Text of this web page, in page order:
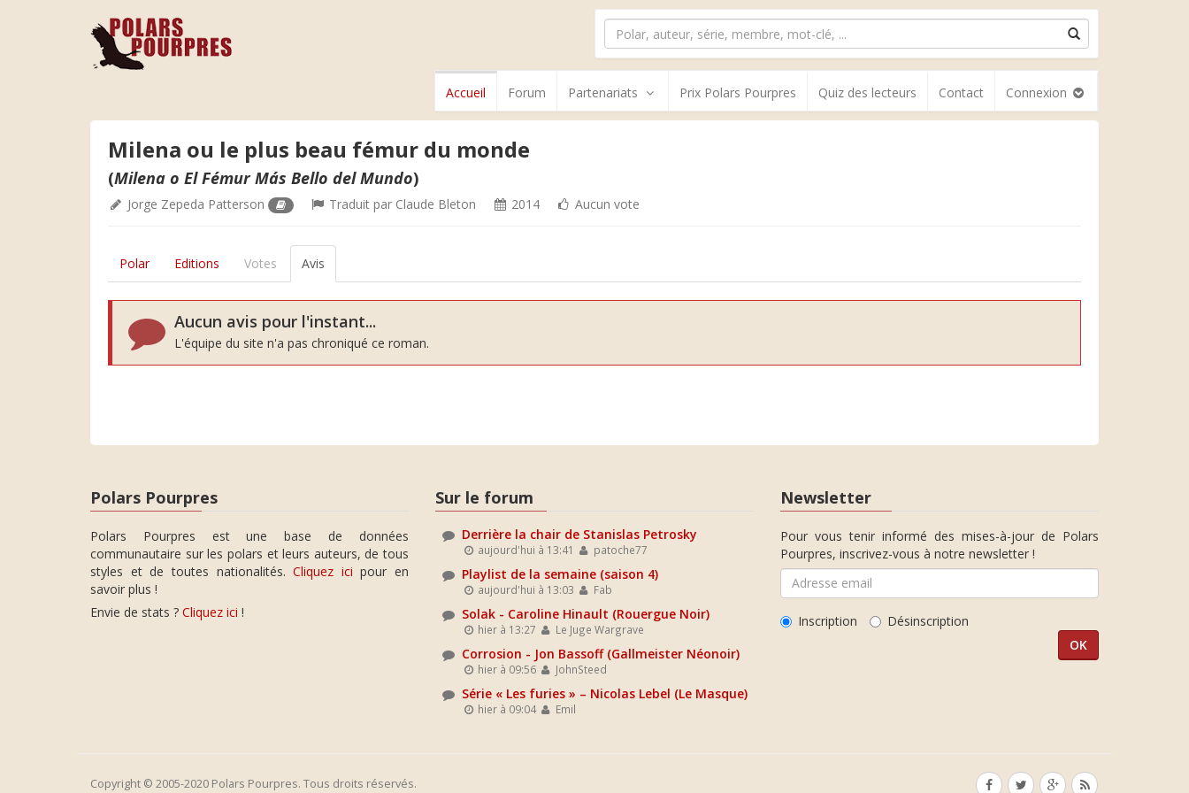
Accueil Forum Partenariats Prix Polars Pourpres Quiz des lecteurs Contact Connexion
Milena ou le plus beau fémur du monde
(Milena o El Fémur Más Bello del Mundo)
Jorge Zepeda Patterson Traduit par Claude Bleton 2014 Aucun vote
Polar Editions Votes Avis
Aucun avis pour l'instant...
L'équipe du site n'a pas chroniqué ce roman.
Polars Pourpres
Polars Pourpres est une base de données
communautaire sur les polars et leurs auteurs, de tous
styles et de toutes nationalités.Cliquez ici pour en
savoir plus !
Envie de stats ? Cliquez ici !
Sur le forum
Derrière la chair de Stanislas Petrosky
aujourd'hui à 13:41 patoche77
Playlist de la semaine (saison 4)
aujourd'hui à 13:03 Fab
Solak - Caroline Hinault (Rouergue Noir)
hier à 13:27 Le Juge Wargrave
Corrosion - Jon Bassoff (Gallmeister Néonoir)
hier à 09:56 JohnSteed
Série « Les furies » – Nicolas Lebel (Le Masque)
hier à 09:04 Emil
Newsletter
Pour vous tenir informé des mises-à-jour de Polars
Pourpres, inscrivez-vous à notre newsletter !
Inscription Désinscription
Copyright © 2005-2020 Polars Pourpres. Tous droits réservés.